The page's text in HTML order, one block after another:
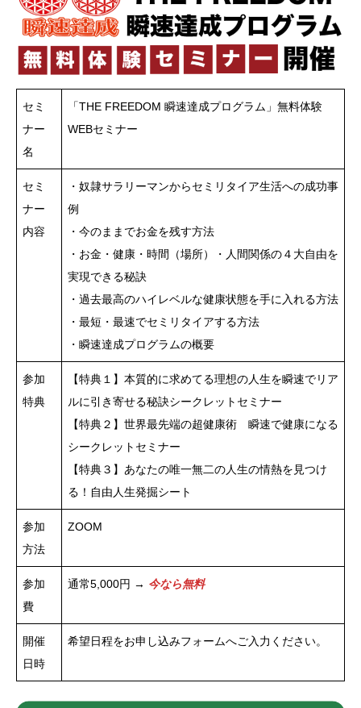
セミ
ナー
名
「THE FREEDOM 瞬速達成プログラム」無料体験
WEBセミナー
セミ
ナー
内容
・奴隷サラリーマンからセミリタイア生活への成功事
例
・今のままでお金を残す方法
・お金・健康・時間（場所）・人間関係の４大自由を
実現できる秘訣
・過去最高のハイレベルな健康状態を手に入れる方法
・最短・最速でセミリタイアする方法
・瞬速達成プログラムの概要
参加
特典
【特典１】本質的に求めてる理想の人生を瞬速でリア
ルに引き寄せる秘訣シークレットセミナー
【特典２】世界最先端の超健康術 瞬速で健康になる
シークレットセミナー
【特典３】あなたの唯一無二の人生の情熱を見つけ
る！自由人生発掘シート
参加
方法
ZOOM
参加
費
通常5,000円 → 今なら無料
開催
日時
希望日程をお申し込みフォームへご入力ください。